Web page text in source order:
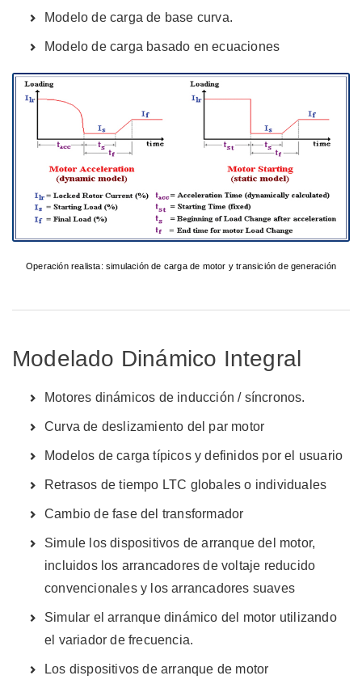
Modelo de carga de base curva.
Modelo de carga basado en ecuaciones
Operación realista: simulación de carga de motor y transición de generación
Modelado Dinámico Integral
Motores dinámicos de inducción / síncronos.
Curva de deslizamiento del par motor
Modelos de carga típicos y definidos por el usuario
Retrasos de tiempo LTC globales o individuales
Cambio de fase del transformador
Simule los dispositivos de arranque del motor,
incluidos los arrancadores de voltaje reducido
convencionales y los arrancadores suaves
Simular el arranque dinámico del motor utilizando
el variador de frecuencia.
Los dispositivos de arranque de motor